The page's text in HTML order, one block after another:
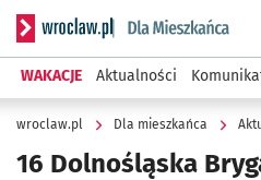
Serwis informacyjny
WAKACJE Aktualności
wroclaw.pl Dla mieszkańca
16 Dolnośląska